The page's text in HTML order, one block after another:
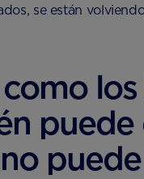
se están